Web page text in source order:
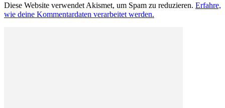
Diese Website verwendet Akismet, um Spam zu reduzieren. Erfahre,
wie deine Kommentardaten verarbeitet werden.